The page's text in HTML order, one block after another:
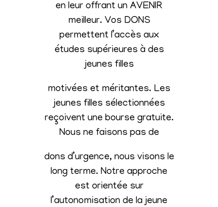
en leur offrant un AVENIR
meilleur. Vos DONS
permettent l’accès aux
études supérieures à des
jeunes filles
motivées et méritantes. Les
jeunes filles sélectionnées
reçoivent une bourse gratuite.
Nous ne faisons pas de
dons d’urgence, nous visons le
long terme. Notre approche
est orientée sur
l’autonomisation de la jeune